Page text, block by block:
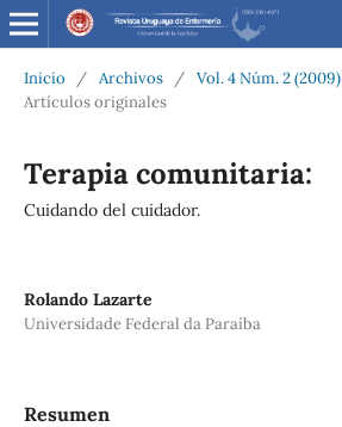
Inicio / Archivos / Vol. 4 Núm. 2 (2009)
Artículos originales
Terapia comunitaria:
Cuidando del cuidador.
Rolando Lazarte
Universidade Federal da Paraíba
Resumen